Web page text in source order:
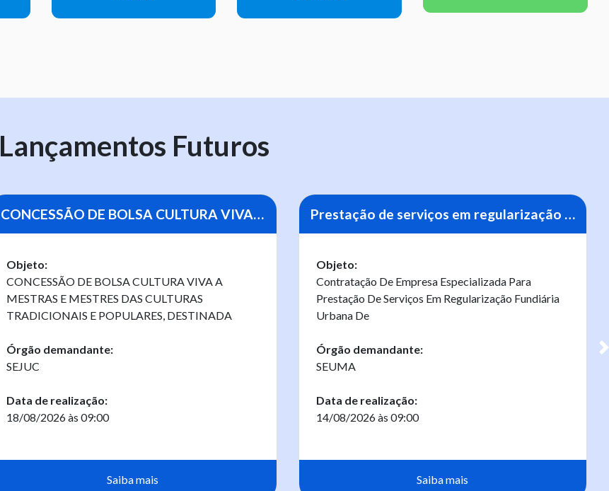
Lançamentos Futuros
CONCESSÃO DE BOLSA CULTURA VIVA A MESTRAS E MESTRES
Objeto:
CONCESSÃO DE BOLSA CULTURA VIVA A
MESTRAS E MESTRES DAS CULTURAS
TRADICIONAIS E POPULARES, DESTINADA
Órgão demandante:
SEJUC
Data de realização:
18/08/2026 às 09:00
Saiba mais
Prestação de serviços em regularização fundiária urbana
Objeto:
Contratação De Empresa Especializada Para
Prestação De Serviços Em Regularização Fundiária
Urbana De
Órgão demandante:
SEUMA
Data de realização:
14/08/2026 às 09:00
Saiba mais